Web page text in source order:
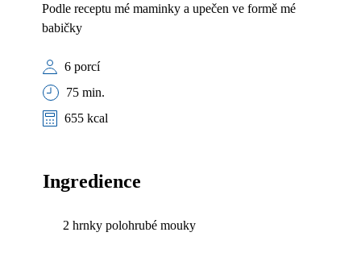
Podle receptu mé maminky a upečen ve formě mé
babičky
6 porcí
75 min.
655 kcal
Ingredience
2 hrnky polohrubé mouky